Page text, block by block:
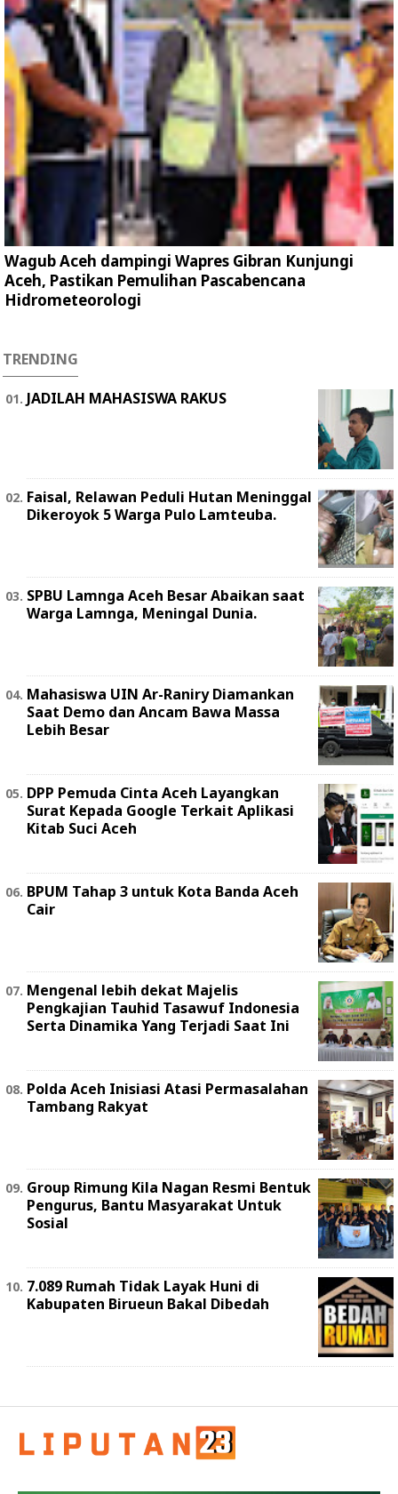
Wagub Aceh dampingi Wapres Gibran Kunjungi
Aceh, Pastikan Pemulihan Pascabencana
Hidrometeorologi
TRENDING
JADILAH MAHASISWA RAKUS
Faisal, Relawan Peduli Hutan Meninggal
Dikeroyok 5 Warga Pulo Lamteuba.
SPBU Lamnga Aceh Besar Abaikan saat
Warga Lamnga, Meningal Dunia.
Mahasiswa UIN Ar-Raniry Diamankan
Saat Demo dan Ancam Bawa Massa
Lebih Besar
DPP Pemuda Cinta Aceh Layangkan
Surat Kepada Google Terkait Aplikasi
Kitab Suci Aceh
BPUM Tahap 3 untuk Kota Banda Aceh
Cair
Mengenal lebih dekat Majelis
Pengkajian Tauhid Tasawuf Indonesia
Serta Dinamika Yang Terjadi Saat Ini
Polda Aceh Inisiasi Atasi Permasalahan
Tambang Rakyat
Group Rimung Kila Nagan Resmi Bentuk
Pengurus, Bantu Masyarakat Untuk
Sosial
7.089 Rumah Tidak Layak Huni di
Kabupaten Birueun Bakal Dibedah